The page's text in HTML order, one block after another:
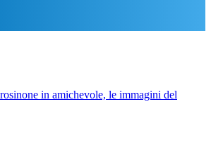
in amichevole, le immagini del